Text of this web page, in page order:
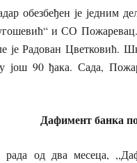
обезбеђен је једним
и СО Пожаревац.
је Радован Цветковић.
још 90 ђака. Сада,
Дафимент банка
рада од два месеца,